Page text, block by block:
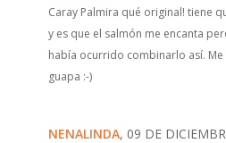
Caray Palmira qué original! tiene
y es que el salmón me encanta
había ocurrido combinarlo así.
guapa :-)
NENALINDA, 09 DE